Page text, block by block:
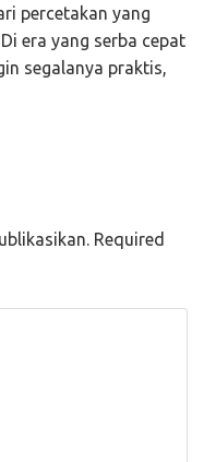
percetakan yang
era yang serba cepat
segalanya praktis,
Required